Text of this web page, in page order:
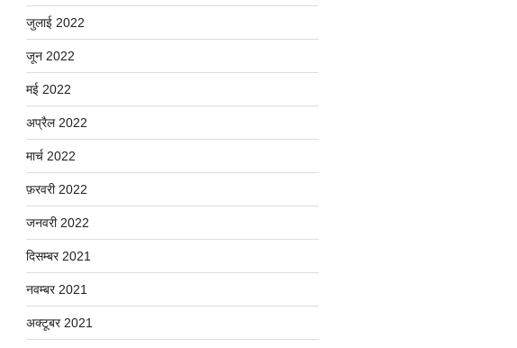
जुलाई 2022
जून 2022
मई 2022
अप्रैल 2022
मार्च 2022
फ़रवरी 2022
जनवरी 2022
दिसम्बर 2021
नवम्बर 2021
अक्टूबर 2021